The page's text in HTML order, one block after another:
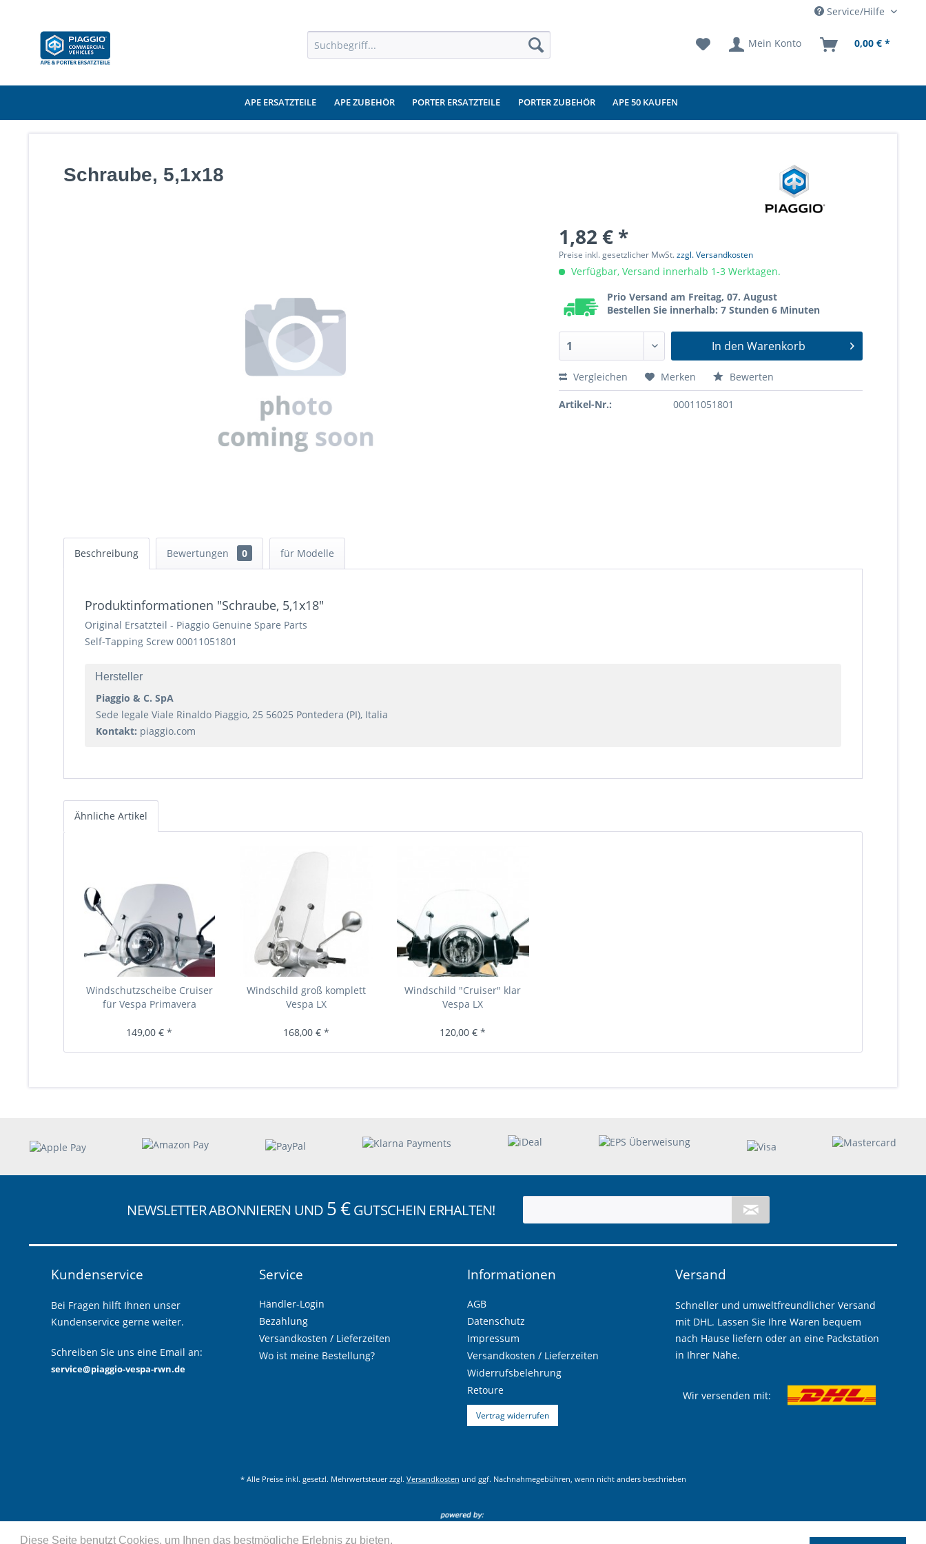
Diese Seite benutzt Cookies, um Ihnen das bestmögliche Erlebnis zu bieten.
Service/Hilfe
Mein Konto 0,00 € *
APE ERSATZTEILE APE ZUBEHÖR PORTER ERSATZTEILE PORTER ZUBEHÖR APE 50 KAUFEN
Schraube, 5,1x18
1,82 € *
Preise inkl. gesetzlicher MwSt.zzgl. Versandkosten
Verfügbar, Versand innerhalb 1-3 Werktagen.
Prio Versand am Freitag, 07. August
Bestellen Sie innerhalb: 7 Stunden 6 Minuten
In den Warenkorb
Vergleichen Merken Bewerten
Artikel-Nr.: 00011051801
Beschreibung Bewertungen 0 für Modelle
Produktinformationen "Schraube, 5,1x18"
Original Ersatzteil - Piaggio Genuine Spare Parts
Self-Tapping Screw 00011051801
Hersteller
Piaggio & C. SpA
Sede legale Viale Rinaldo Piaggio, 25 56025 Pontedera (PI), Italia
Kontakt: piaggio.com
Ähnliche Artikel
Windschutzscheibe Cruiser
für Vespa Primavera
149,00 € *
Windschild groß komplett
Vespa LX
168,00 € *
Windschild "Cruiser" klar
Vespa LX
120,00 € *
NEWSLETTER ABONNIEREN UND 5 €GUTSCHEIN ERHALTEN!
Kundenservice
Bei Fragen hilft Ihnen unser
Kundenservice gerne weiter.
Schreiben Sie uns eine Email an:
service@piaggio-vespa-rwn.de
Service
Händler-Login
Bezahlung
Versandkosten / Lieferzeiten
Wo ist meine Bestellung?
Informationen
AGB
Datenschutz
Impressum
Versandkosten / Lieferzeiten
Widerrufsbelehrung
Retoure
Vertrag widerrufen
Versand
Schneller und umweltfreundlicher Versand
mit DHL. Lassen Sie Ihre Waren bequem
nach Hause liefern oder an eine Packstation
in Ihrer Nähe.
Wir versenden mit:
* Alle Preise inkl. gesetzl. Mehrwertsteuer zzgl. Versandkosten und ggf. Nachnahmegebühren, wenn nicht anders beschrieben